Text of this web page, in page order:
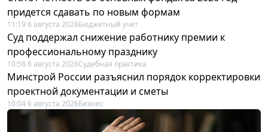
придется сдавать по новым формам
11:19 6 августа 2026Бюджетный учет
Суд поддержал снижение работнику премии к
профессиональному празднику
10:58 6 августа 2026Судебная практика
Минстрой России разъяснил порядок корректировки
проектной документации и сметы
10:04 6 августа 2026Бизнес